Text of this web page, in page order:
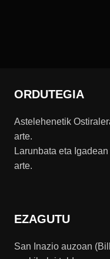
ORDUTEGIA
Astelehenetik
arte.
Larunbata eta
arte.
EZAGUTU
San Inazio auzoan